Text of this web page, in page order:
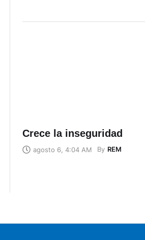
Crece la inseguridad
agosto 6, 4:04 AM By REM